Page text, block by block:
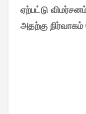
ஏற்பட்டு
அதற்கு